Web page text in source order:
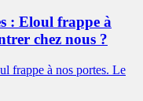
: Eloul frappe à
chez nous ?